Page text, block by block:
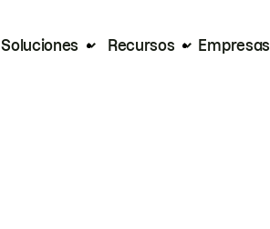
Soluciones Recursos Empresas